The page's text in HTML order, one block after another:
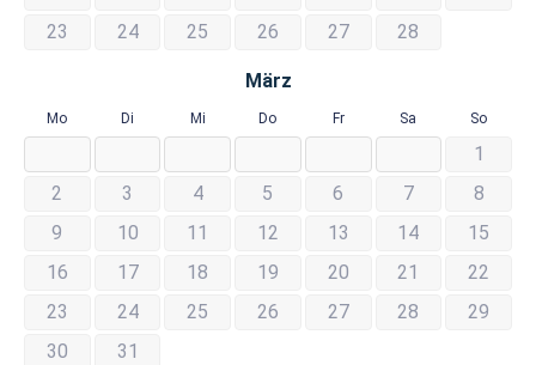
23
24 25 26 27 28
März
Mo Di Mi Do Fr Sa So
1
2
3 4 5 6 7
8
9
10 11 12 13 14
15
16
17 18 19 20 21
22
23
24 25 26 27 28
29
30
31